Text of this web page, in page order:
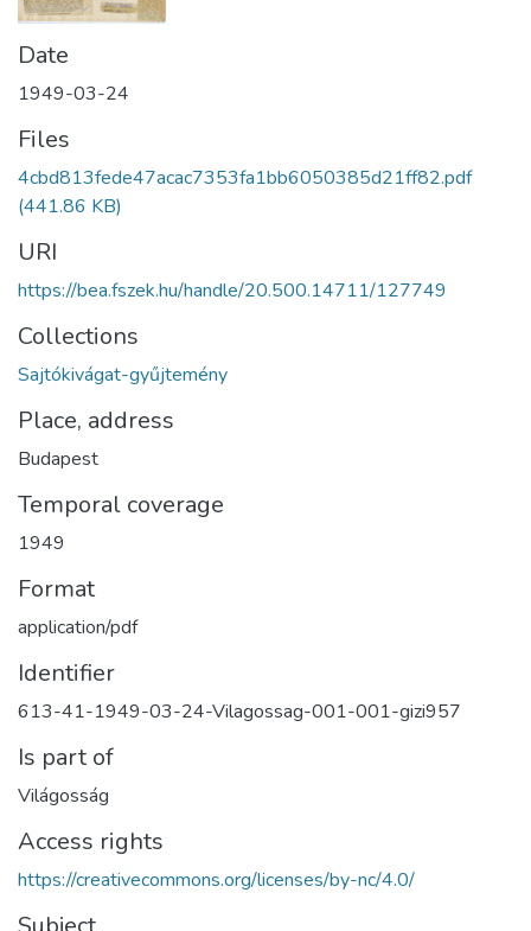
Date
1949-03-24
Files
4cbd813fede47acac7353fa1bb6050385d21ff82.pdf
(441.86 KB)
URI
https://bea.fszek.hu/handle/20.500.14711/127749
Collections
Sajtókivágat-gyűjtemény
Place, address
Budapest
Temporal coverage
1949
Format
application/pdf
Identifier
613-41-1949-03-24-Vilagossag-001-001-gizi957
Is part of
Világosság
Access rights
https://creativecommons.org/licenses/by-nc/4.0/